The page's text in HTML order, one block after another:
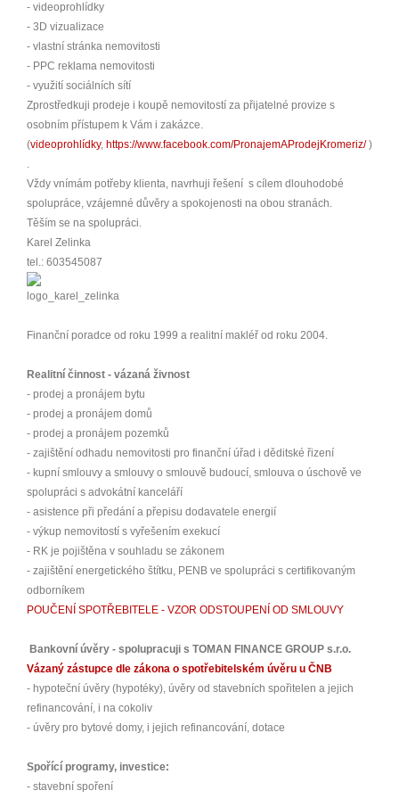
- videoprohlídky
- 3D vizualizace
- vlastní stránka nemovitosti
- PPC reklama nemovitosti
- využití sociálních sítí
Zprostředkuji prodeje i koupě nemovitostí za přijatelné provize s
osobním přístupem k Vám i zakázce.
(videoprohlídky, https://www.facebook.com/PronajemAProdejKromeriz/)
Vždy vnímám potřeby klienta, navrhuji řešení s cílem dlouhodobé
spolupráce, vzájemné důvěry a spokojenosti na obou stranách.
Těším se na spolupráci.
Karel Zelinka
tel.: 603545087
Finanční poradce od roku 1999 a realitní makléř od roku 2004.
Realitní činnost - vázaná živnost
- prodej a pronájem bytu
- prodej a pronájem domů
- prodej a pronájem pozemků
- zajištění odhadu nemovitosti pro finanční úřad i děditské řizení
- kupní smlouvy a smlouvy o smlouvě budoucí, smlouva o úschově ve
spolupráci s advokátní kanceláří
- asistence při předání a přepisu dodavatele energií
- výkup nemovitostí s vyřešením exekucí
- RK je pojištěna v souhladu se zákonem
- zajištění energetického štítku, PENB ve spolupráci s certifikovaným
odborníkem
POUČENÍ SPOTŘEBITELE - VZOR ODSTOUPENÍ OD SMLOUVY
Bankovní úvěry - spolupracuji s TOMAN FINANCE GROUP s.r.o.
Vázaný zástupce dle zákona o spotřebitelském úvěru u ČNB
- hypoteční úvěry (hypotéky), úvěry od stavebních spořitelen a jejich
refinancování, i na cokoliv
- úvěry pro bytové domy, i jejich refinancování, dotace
Spořící programy, investice:
- stavební spoření